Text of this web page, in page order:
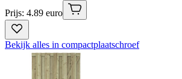
Prijs: 4.89 euro
Bekijk alles in compactplaatschroef